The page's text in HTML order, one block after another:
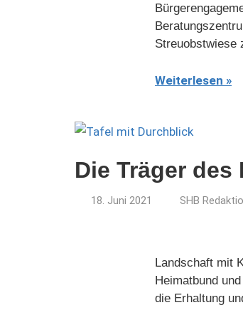
Streuobstwiese
Weiterlesen
Die Träger
18. Juni 2021 SHB
Landschaft mit
Heimatbund
die Erhaltung